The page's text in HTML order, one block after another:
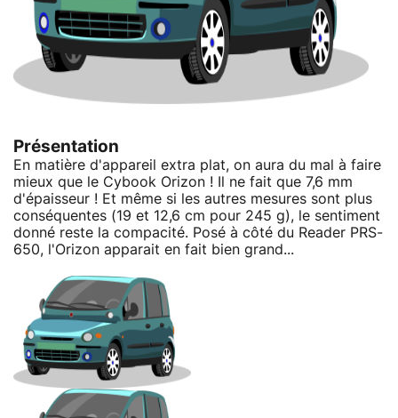
Présentation
En matière d'appareil extra plat, on aura du mal à faire
mieux que le Cybook Orizon ! Il ne fait que 7,6 mm
d'épaisseur ! Et même si les autres mesures sont plus
conséquentes (19 et 12,6 cm pour 245 g), le sentiment
donné reste la compacité. Posé à côté du Reader PRS-
650, l'Orizon apparait en fait bien grand...